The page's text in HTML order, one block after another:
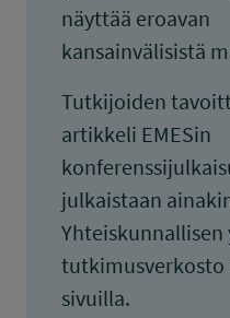
näyttää eroavan
kansainvälisistä
Tutkijoiden
artikkeli EMESin
julkaistaan
tutkimusverkosto
sivuilla.